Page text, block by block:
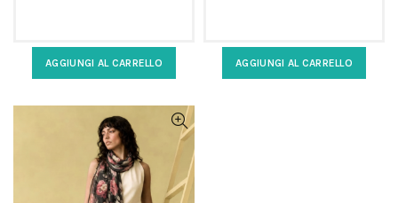
AGGIUNGI AL CARRELLO AGGIUNGI AL CARRELLO